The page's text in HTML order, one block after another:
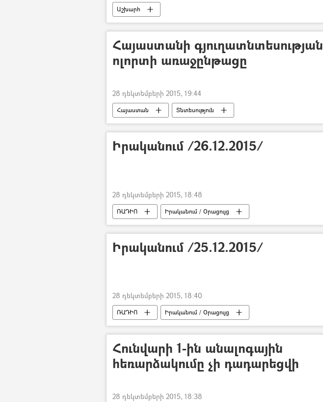
Աշխարհ
Հայաստանի գյուղատնտեսության
ոլորտի առաջընթացը
28 դեկտեմբերի 2015, 19:44
Հայաստան Տնտեսություն
Իրականում /26.12.2015/
28 դեկտեմբերի 2015, 18:48
ՌԱԴԻՈ Իրականում / Օրացույց
Իրականում /25.12.2015/
28 դեկտեմբերի 2015, 18:40
ՌԱԴԻՈ Իրականում / Օրացույց
Հունվարի 1-ին անալոգային
հեռարձակումը չի դադարեցվի
28 դեկտեմբերի 2015, 18:38